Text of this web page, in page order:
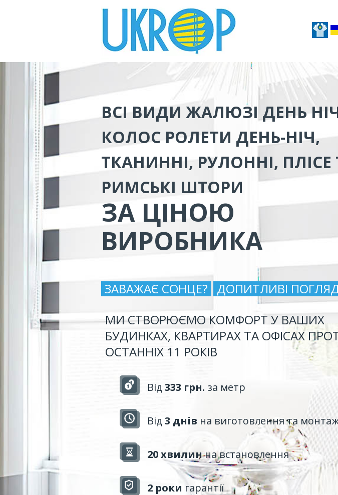
ВСІ ВИДИ ЖАЛЮЗІ ДЕНЬ
КОЛОС РОЛЕТИ ДЕНЬ-НІЧ,
ТКАНИННІ, РУЛОННІ, ПЛІСЕ
РИМСЬКІ ШТОРИ
ЗА ЦІНОЮ
ВИРОБНИКА
ЗАВАЖАЄ СОНЦЕ?
ДОПИТЛИВІ
МИ СТВОРЮЄМО КОМФОРТ У ВАШИХ
БУДИНКАХ, КВАРТИРАХ ТА ОФІСАХ
ОСТАННІХ 11 РОКІВ
Від333 грн. за метр
Від3 днів на виготовлення та
20 хвилинна встановлення
2 роки гарантії